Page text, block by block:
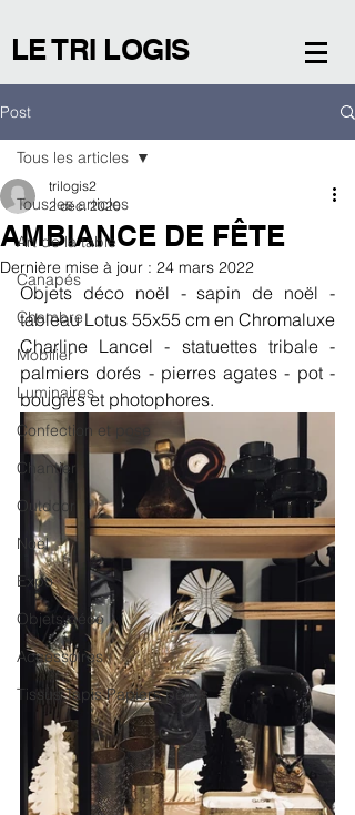
LE TRI LOGIS
Post
Tous les articles
Art de la table
Canapés
Chambre
Mobilier
Luminaires
Confection et pose
Chantier
Outdoor
Noël
Expo
Objets déco
Accessoires
Tissus Tapis Papiers peints
Tous les articles
AMBIANCE DE FÊTE
trilogis2
2 déc. 2020
Dernière mise à jour : 24 mars 2022
Objets déco noël - sapin de noël -
tableau Lotus 55x55 cm en Chromaluxe
Charline Lancel - statuettes tribale -
palmiers dorés - pierres agates - pot -
bougies et photophores.